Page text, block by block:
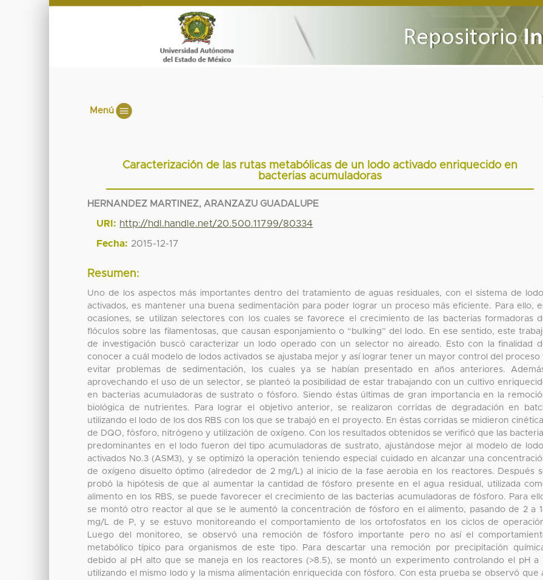
Menú
Caracterización de las rutas metabólicas de un lodo activado enriquecido en
bacterias acumuladoras
HERNANDEZ MARTINEZ, ARANZAZU GUADALUPE
URI: http://hdl.handle.net/20.500.11799/80334
Fecha: 2015-12-17
Resumen:
Uno de los aspectos más importantes dentro del tratamiento de aguas residuales, con el sistema de
activados, es mantener una buena sedimentación para poder lograr un proceso más eficiente. Para ello,
ocasiones, se utilizan selectores con los cuales se favorece el crecimiento de las bacterias formadoras
flóculos sobre las filamentosas, que causan esponjamiento o “bulking” del lodo. En ese sentido, este
de investigación buscó caracterizar un lodo operado con un selector no aireado. Esto con la finalidad
conocer a cuál modelo de lodos activados se ajustaba mejor y así lograr tener un mayor control del proceso
evitar problemas de sedimentación, los cuales ya se habían presentado en años anteriores.
aprovechando el uso de un selector, se planteó la posibilidad de estar trabajando con un cultivo
en bacterias acumuladoras de sustrato o fósforo. Siendo éstas últimas de gran importancia en la
biológica de nutrientes. Para lograr el objetivo anterior, se realizaron corridas de degradación en
utilizando el lodo de los dos RBS con los que se trabajó en el proyecto. En éstas corridas se midieron
de DQO, fósforo, nitrógeno y utilización de oxígeno. Con los resultados obtenidos se verificó que las
predominantes en el lodo fueron del tipo acumuladoras de sustrato, ajustándose mejor al modelo de
activados No.3 (ASM3), y se optimizó la operación teniendo especial cuidado en alcanzar una
de oxígeno disuelto óptimo (alrededor de 2 mg/L) al inicio de la fase aerobia en los reactores. Después
probó la hipótesis de que al aumentar la cantidad de fósforo presente en el agua residual, utilizada
alimento en los RBS, se puede favorecer el crecimiento de las bacterias acumuladoras de fósforo. Para
se montó otro reactor al que se le aumentó la concentración de fósforo en el alimento, pasando de 2 a
mg/L de P, y se estuvo monitoreando el comportamiento de los ortofosfatos en los ciclos de
Luego del monitoreo, se observó una remoción de fósforo importante pero no así el
metabólico típico para organismos de este tipo. Para descartar una remoción por precipitación
debido al pH alto que se maneja en los reactores (>8.5), se montó un experimento controlando el pH a
utilizando el mismo lodo y la misma alimentación enriquecida con fósforo. Con esta prueba se observó que